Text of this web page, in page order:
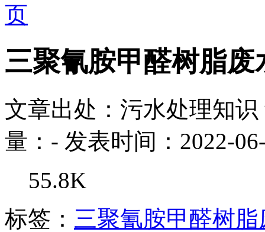
三聚氰胺甲醛树脂废
文章出处：污水处理知识
量： - 发表时间：2022-
55.8K
标签： 三聚氰胺甲醛树